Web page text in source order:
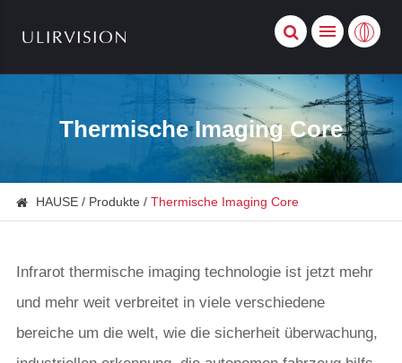
Thermische Imaging Core
HAUSE Produkte Thermische Imaging Core
Infrarot thermische imaging technologie ist jetzt mehr
und mehr weit verbreitet in viele verschiedene
bereiche um die welt, wie die sicherheit überwachung,